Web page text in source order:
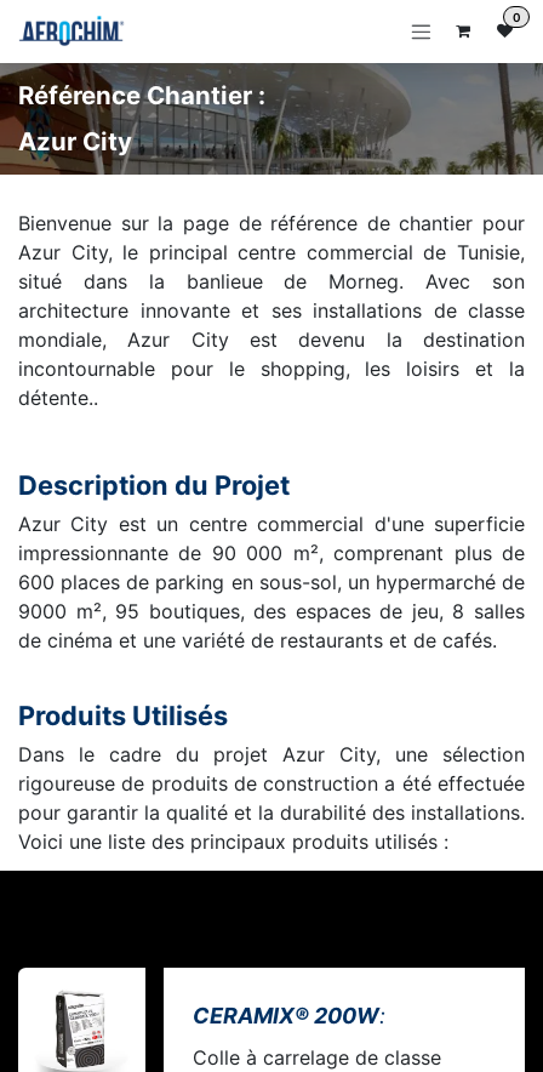
Se rendre au contenu 0
Référence Chantier :
Azur City
Bienvenue sur la page de référence de chantier pour
Azur City, le principal centre commercial de Tunisie,
situé dans la banlieue de Morneg. Avec son
architecture innovante et ses installations de classe
mondiale, Azur City est devenu la destination
incontournable pour le shopping, les loisirs et la
détente..
Description du Projet
Azur City est un centre commercial d'une superficie
impressionnante de 90 000 m², comprenant plus de
600 places de parking en sous-sol, un hypermarché de
9000 m², 95 boutiques, des espaces de jeu, 8 salles
de cinéma et une variété de restaurants et de cafés.
Produits Utilisés
Dans le cadre du projet Azur City, une sélection
rigoureuse de produits de construction a été effectuée
pour garantir la qualité et la durabilité des installations.
Voici une liste des principaux produits utilisés :
CERAMIX®200W:
Colle à carrelage de classe